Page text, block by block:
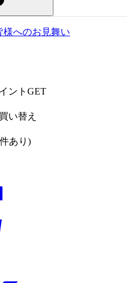
様へのお見舞い
ントGET
い替え
あり)